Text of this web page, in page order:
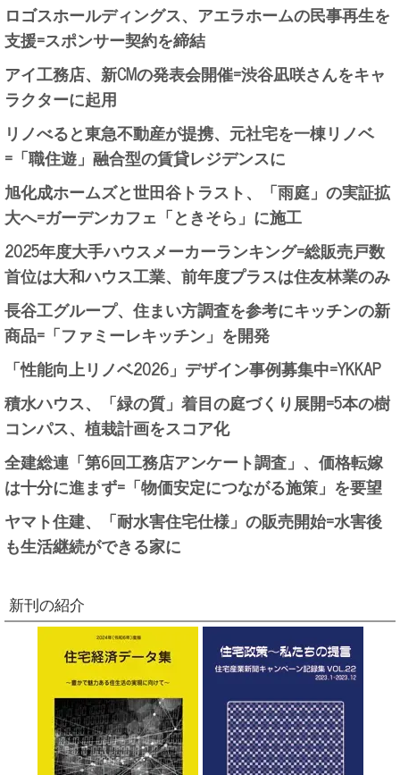
ロゴスホールディングス、アエラホームの民事再生を
支援=スポンサー契約を締結
アイ工務店、新CMの発表会開催=渋谷凪咲さんをキャ
ラクターに起用
リノべると東急不動産が提携、元社宅を一棟リノベ
=「職住遊」融合型の賃貸レジデンスに
旭化成ホームズと世田谷トラスト、「雨庭」の実証拡
大へ=ガーデンカフェ「ときそら」に施工
2025年度大手ハウスメーカーランキング=総販売戸数
首位は大和ハウス工業、前年度プラスは住友林業のみ
長谷工グループ、住まい方調査を参考にキッチンの新
商品=「ファミーレキッチン」を開発
「性能向上リノベ2026」デザイン事例募集中=YKKAP
積水ハウス、「緑の質」着目の庭づくり展開=5本の樹
コンパス、植栽計画をスコア化
全建総連「第6回工務店アンケート調査」、価格転嫁
は十分に進まず=「物価安定につながる施策」を要望
ヤマト住建、「耐水害住宅仕様」の販売開始=水害後
も生活継続ができる家に
新刊の紹介